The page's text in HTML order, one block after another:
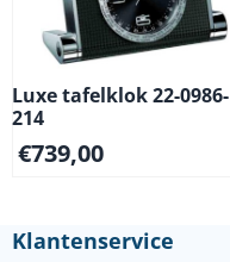
Luxe tafelklok 22-0986-
214
€739,00
Klantenservice